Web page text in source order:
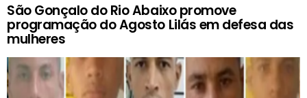
São Gonçalo do Rio Abaixo promove
programação do Agosto Lilás em defesa das
mulheres